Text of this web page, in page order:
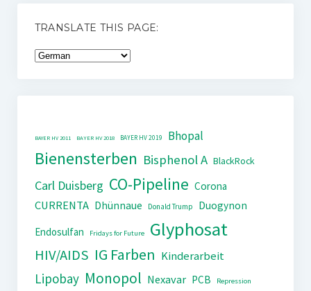
TRANSLATE THIS PAGE:
BAYER HV 2011 BAYER HV 2018 BAYER HV 2019 Bhopal
Bienensterben Bisphenol A BlackRock
Carl Duisberg CO-Pipeline Corona
CURRENTA Dhünnaue Donald Trump
Duogynon
Endosulfan
Fridays for Future Glyphosat
HIV/AIDS IG Farben Kinderarbeit
Lipobay Monopol Nexavar PCB Repression